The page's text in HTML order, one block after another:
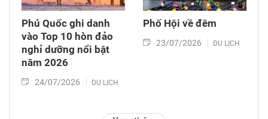
Phú Quốc ghi danh
vào Top 10 hòn đảo
nghỉ dưỡng nổi bật
năm 2026
24/07/2026 DU LỊCH
Phố Hội về đêm
23/07/2026 DU LỊCH